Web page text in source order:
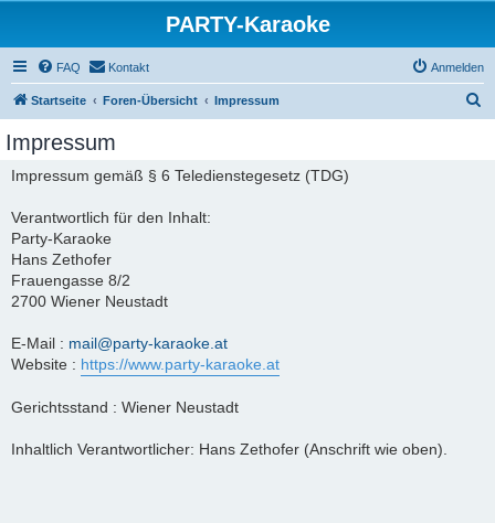
PARTY-Karaoke
FAQ Kontakt Anmelden
Startseite Foren-Übersicht Impressum
Impressum
Impressum gemäß § 6 Teledienstegesetz (TDG)
Verantwortlich für den Inhalt:
Party-Karaoke
Hans Zethofer
Frauengasse 8/2
2700 Wiener Neustadt
E-Mail : mail@party-karaoke.at
Website : https://www.party-karaoke.at
Gerichtsstand : Wiener Neustadt
Inhaltlich Verantwortlicher: Hans Zethofer (Anschrift wie oben).